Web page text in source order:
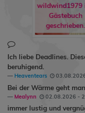
rene90hat
Ormlingals
Freund
Ich liebe Deadlines.
beruhigend.
Heaventears
Bei der Wärme geht
Mealynn 02.08.2026 -
immer lustig und